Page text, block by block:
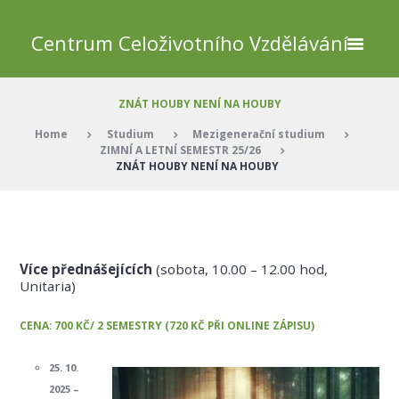
Centrum Celoživotního Vzdělávání
ZNÁT HOUBY NENÍ NA HOUBY
Home Studium
Mezigenerační studium
ZIMNÍ A LETNÍ SEMESTR 25/26
ZNÁT HOUBY NENÍ NA HOUBY
Více přednášejících (sobota, 10.00 – 12.00 hod,
Unitaria)
CENA: 700 KČ/ 2 SEMESTRY (720 KČ PŘI ONLINE ZÁPISU)
25. 10.
2025 –